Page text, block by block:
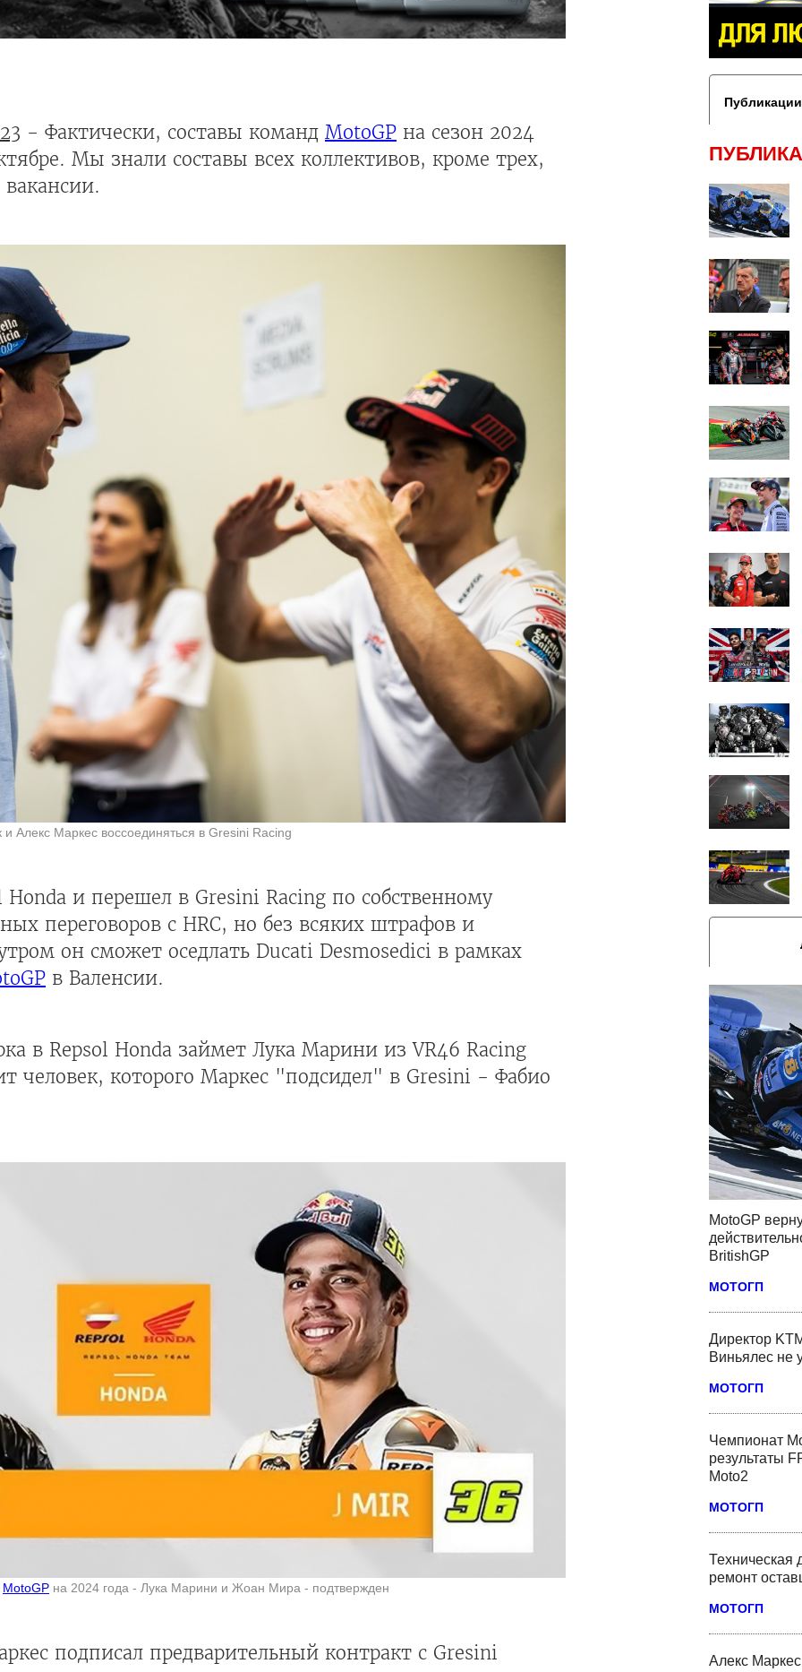
MotoGP
BritishGP
МОТОГП
Директор
Виньялес не
МОТОГП
Чемпионат
результаты
Moto2
МОТОГП
Техническая
ремонт
МОТОГП
Алекс
- Фактически, составы команд MotoGP на сезон 2024
Мы знали составы всех коллективов, кроме трех,
и Алекс Маркес воссоединяться в Gresini Racing
и перешел в Gresini Racing по собственному
переговоров с HRC, но без всяких штрафов и
он сможет оседлать Ducati Desmosedici в рамках
в Валенсии.
в Repsol Honda займет Лука Марини из VR46 Racing
человек, которого Маркес "подсидел" в Gresini - Фабио
MotoGP на 2024 года - Лука Марини и Жоан Мира - подтвержден
подписал предварительный контракт с Gresini